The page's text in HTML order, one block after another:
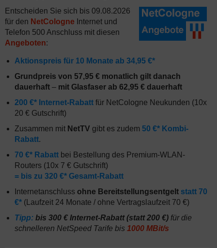
Entscheiden Sie sich bis 09.08.2026
für den NetCologne Internet und
Telefon 500 Anschluss mit diesen
Angeboten:
Aktionspreis für 10 Monate ab 34,95 €*
Grundpreis von 57,95 € monatlich gilt danach
dauerhaft – mit Glasfaser ab 62,95 € dauerhaft
200 €* Internet-Rabatt für NetCologne Neukunden (10x
20 € Gutschrift)
Zusammen mit NetTV gibt es zudem 50 €* Kombi-
Rabatt.
70 €* Rabatt bei Bestellung des Premium-WLAN-
Routers (10x 7 € Gutschrift)
= bis zu 320 €* Gesamt-Rabatt
Internetanschluss ohne Bereitstellungsentgelt statt 70
€* (Laufzeit 24 Monate / ohne Vertragslaufzeit 70 €)
Tipp: bis 300 € Internet-Rabatt (statt 200 €) für die
schnelleren NetSpeed Tarife bis 1000 MBit/s